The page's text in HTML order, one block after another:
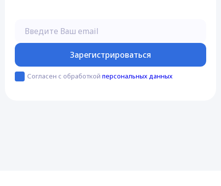
Зарегистрироваться
Согласен с обработкой персональных данных